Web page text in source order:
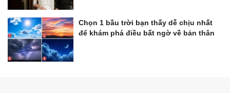
Chọn 1 bầu trời bạn thấy dễ chịu nhất
để khám phá điều bất ngờ về bản thân